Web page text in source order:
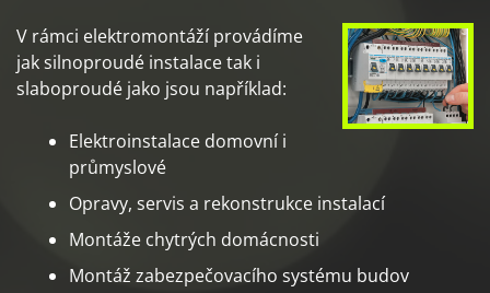
V rámci elektromontáží provádíme
jak silnoproudé instalace tak i
slaboproudé jako jsou například:
Elektroinstalace domovní i
průmyslové
Opravy, servis a rekonstrukce instalací
Montáže chytrých domácnosti
Montáž zabezpečovacího systému budov